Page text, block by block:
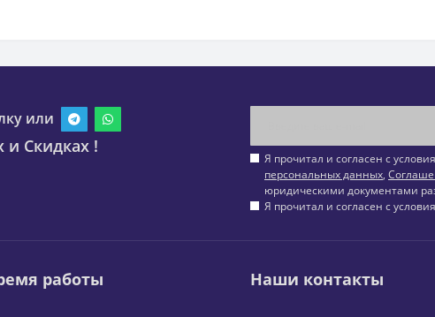
или
Скидках !
Я прочитал и согласен с
персональных данных,
юридическими документами
Я прочитал и согласен с
работы Наши контакты